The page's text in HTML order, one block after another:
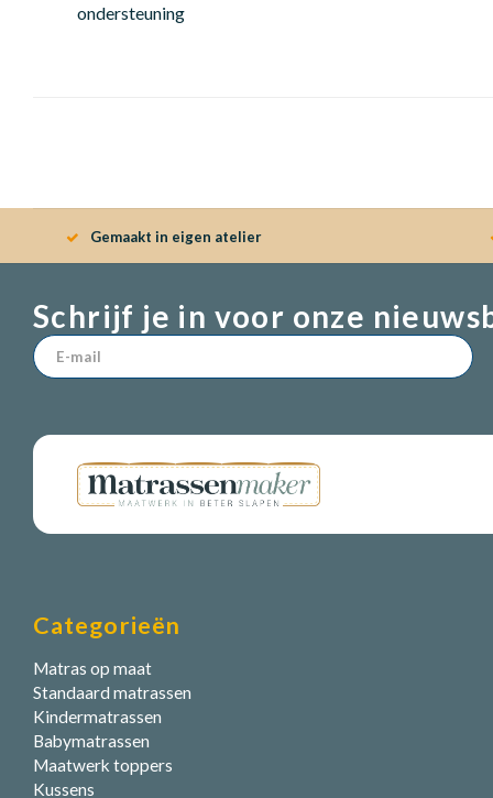
ondersteuning
Gemaakt in eigen atelier
Schrijf je in voor onze
Categorieën
Matras op maat
Standaard matrassen
Kindermatrassen
Babymatrassen
Maatwerk toppers
Kussens